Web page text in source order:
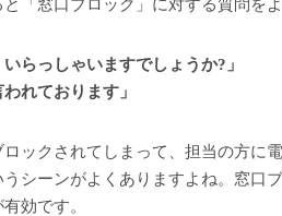
「窓口ブロック」に対する質問を
らっしゃいますでしょうか?」
れております」
ックされてしまって、担当の方に
シーンがよくありますよね。窓口
効です。